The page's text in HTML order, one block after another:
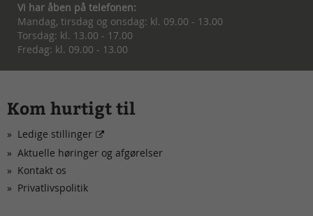
Vi har åben på telefonen:
Mandag, tirsdag og onsdag: kl. 09.00 - 13.00
Torsdag: kl. 13.00 - 17.00
Fredag: kl. 09.00 - 13.00
Kom hurtigt til
Ledige stillinger
Aktuelle høringer og afgørelser
Kontakt os
Privatlivspolitik